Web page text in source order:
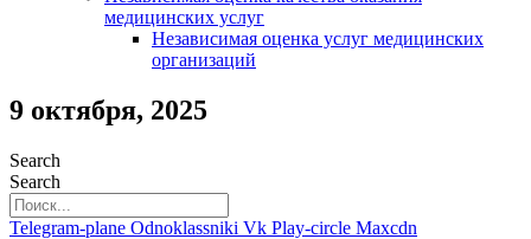
медицинских услуг
Независимая оценка услуг медицинскиx
организаций
9 октября, 2025
Search
Search
Telegram-plane Odnoklassniki Vk Play-circle Maxcdn